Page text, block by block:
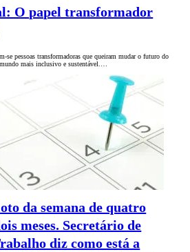
O papel transformador
se pessoas transformadoras que queiram mudar o futuro do
mais inclusivo e sustentável.…
da semana de quatro
meses. Secretário de
diz como está a